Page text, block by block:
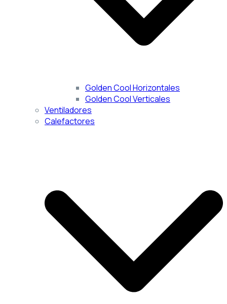
Golden Cool Horizontales
Golden Cool Verticales
Ventiladores
Calefactores